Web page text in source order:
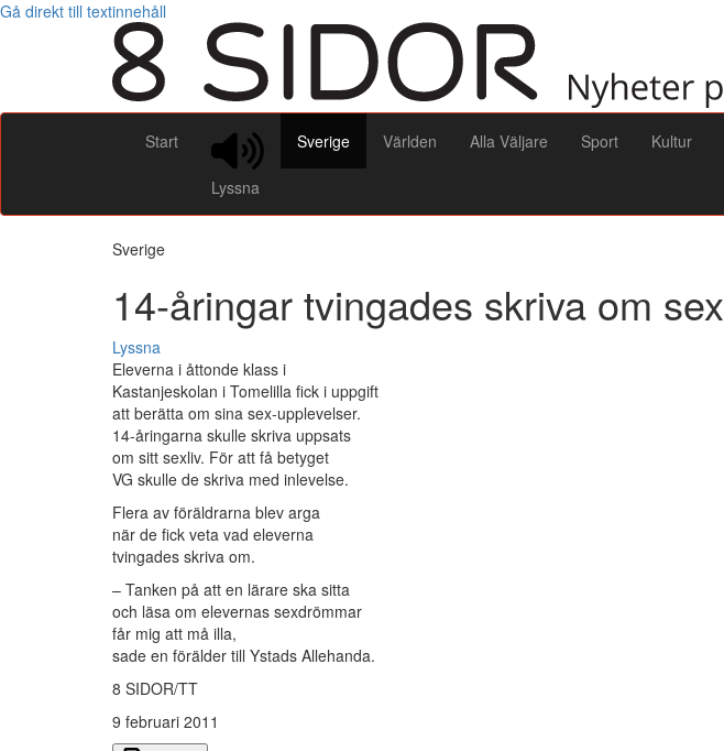
Gå direkt till textinnehåll
Start
Lyssna
Sverige Världen Alla Väljare Sport Kultur
Sverige
14-åringar tvingades skriva om sex
Lyssna
Eleverna i åttonde klass i
Kastanjeskolan i Tomelilla fick i uppgift
att berätta om sina sex-upplevelser.
14-åringarna skulle skriva uppsats
om sitt sexliv. För att få betyget
VG skulle de skriva med inlevelse.
Flera av föräldrarna blev arga
när de fick veta vad eleverna
tvingades skriva om.
– Tanken på att en lärare ska sitta
och läsa om elevernas sexdrömmar
får mig att må illa,
sade en förälder till Ystads Allehanda.
8 SIDOR/TT
9 februari 2011